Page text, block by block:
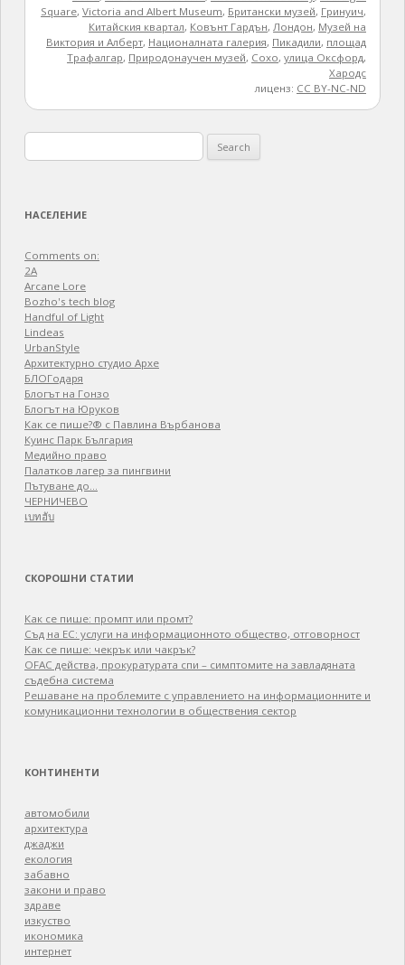
Square,Victoria and Albert Museum, Британски музей, Гринуич,
Китайския квартал, Ковънт Гардън,Лондон, Музей на
Виктория и Алберт, Националната галерия, Пикадили, площад
Трафалгар, Природонаучен музей, Сохо,улица Оксфорд,
Хародс
лиценз: CC BY-NC-ND
for:
НАСЕЛЕНИЕ
Comments on:
2A
Arcane Lore
Bozho's tech blog
Handful of Light
Lindeas
UrbanStyle
Архитектурно студио Архе
БЛОГодаря
Блогът на Гонзо
Блогът на Юруков
Как се пише?® с Павлина Върбанова
Куинс Парк България
Медийно право
Палатков лагер зa пингвини
Пътуване до…
ЧЕРНИЧЕВО
เบทฮับ
СКОРОШНИ СТАТИИ
Как се пише: промпт или промт?
Съд на ЕС: услуги на информационното общество, отговорност
Как се пише: чекрък или чакрък?
OFAC действа, прокуратурата спи – симптомите на завладяната
съдебна система
Решаване на проблемите с управлението на информационните и
комуникационни технологии в обществения сектор
КОНТИНЕНТИ
автомобили
архитектура
джаджи
екология
забавно
закони и право
здраве
изкуство
икономика
интернет